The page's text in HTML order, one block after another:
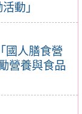
動」
國人膳食營
營養與食品